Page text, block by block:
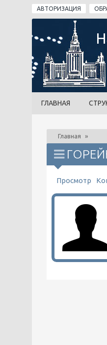
Перейти к основному
АВТОРИЗАЦИЯ
ГЛАВНАЯ
Главная »
Просмотр